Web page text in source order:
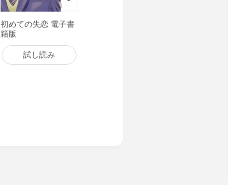
初めての失恋 電子書
籍版
試し読み